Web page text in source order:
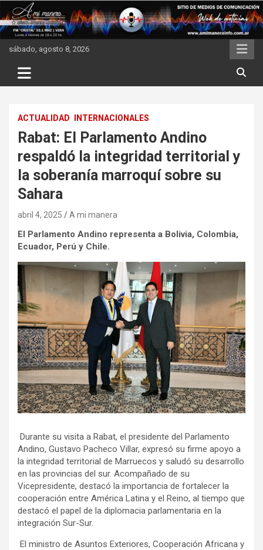
to
content
sábado, agosto 8, 2026
ACTUALIDAD INTERNACIONALES
Rabat: El Parlamento Andino
respaldó la integridad territorial y
la soberanía marroquí sobre su
Sahara
abril 4, 2025 A mi manera
El Parlamento Andino representa a Bolivia, Colombia,
Ecuador, Perú y Chile.
Durante su visita a Rabat, el presidente del Parlamento
Andino, Gustavo Pacheco Villar, expresó su firme apoyo a
la integridad territorial de Marruecos y saludó su desarrollo
en las provincias del sur. Acompañado de su
Vicepresidente, destacó la importancia de fortalecer la
cooperación entre América Latina y el Reino, al tiempo que
destacó el papel de la diplomacia parlamentaria en la
integración Sur-Sur.
El ministro de Asuntos Exteriores, Cooperación Africana y